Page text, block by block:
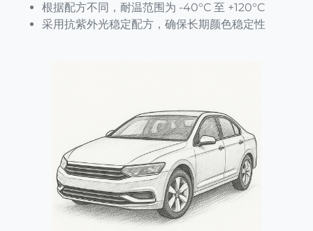
根据配方不同，耐温范围为 -40°C 至 +120°C
采用抗紫外光稳定配方，确保长期颜色稳定性